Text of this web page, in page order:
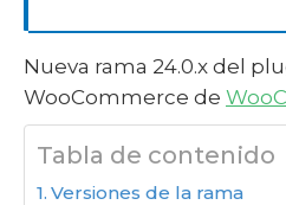
Nueva rama 24.0.x del
WooCommerce de
Tabla de contenido
Versiones de la rama